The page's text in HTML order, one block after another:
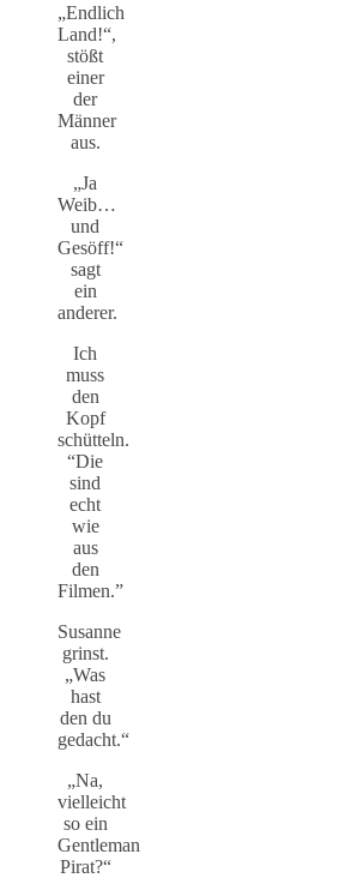
„Endlich
Land!“,
stößt
einer
der
Männer
aus.
„Ja
Weib…
und
Gesöff!“
sagt
ein
anderer.
Ich
muss
den
Kopf
schütteln.
“Die
sind
echt
wie
aus
den
Filmen.”
Susanne
grinst.
„Was
hast
den du
gedacht.“
„Na,
vielleicht
so ein
Gentleman
Pirat?“